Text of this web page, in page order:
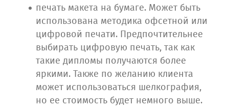
печать макета на бумаге. Может быть
использована методика офсетной или
цифровой печати. Предпочтительнее
выбирать цифровую печать, так как
такие дипломы получаются более
яркими. Также по желанию клиента
может использоваться шелкография,
но ее стоимость будет немного выше.